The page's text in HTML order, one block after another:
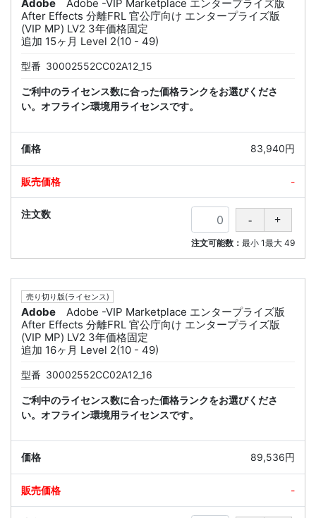
Adobe
Adobe -VIP Marketplace エンタープライズ版
After Effects 分離FRL 官公庁向け エンタープライズ版
(VIP MP) LV2 3年価格固定
追加 15ヶ月 Level 2(10 - 49)
型番 30002552CC02A12_15
ご利中のライセンス数に合った価格ランクをお選びくださ
い。オフライン環境用ライセンスです。
83,940円
-
注文可能数： 最小 1最大 49
売り切り版(ライセンス)
Adobe
Adobe -VIP Marketplace エンタープライズ版
After Effects 分離FRL 官公庁向け エンタープライズ版
(VIP MP) LV2 3年価格固定
追加 16ヶ月 Level 2(10 - 49)
型番 30002552CC02A12_16
ご利中のライセンス数に合った価格ランクをお選びくださ
い。オフライン環境用ライセンスです。
89,536円
-